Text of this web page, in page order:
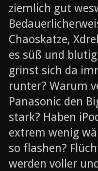
ziemlich gut
Chaoskatze,
es süß und
grinst sich da
runter? Warum
Panasonic den
stark? Haben
extrem wenig
so flashen?
werden voller